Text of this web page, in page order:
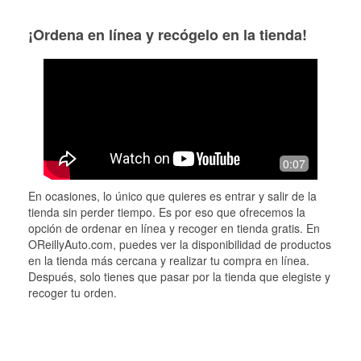
¡Ordena en línea y recógelo en la tienda!
0:07
En ocasiones, lo único que quieres es entrar y salir de la
tienda sin perder tiempo. Es por eso que ofrecemos la
opción de ordenar en línea y recoger en tienda gratis. En
OReillyAuto.com, puedes ver la disponibilidad de productos
en la tienda más cercana y realizar tu compra en línea.
Después, solo tienes que pasar por la tienda que elegiste y
recoger tu orden.